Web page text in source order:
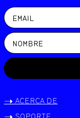
-> ACERCA DE
-> SOPORTE